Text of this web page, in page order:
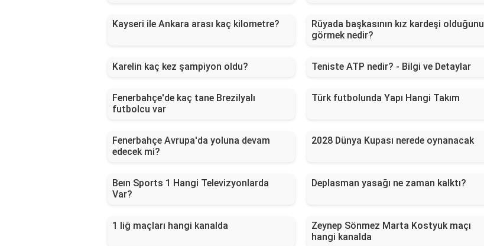
Kayseri ile Ankara arası kaç kilometre?
Rüyada başkasının kız kardeşi olduğunu
görmek nedir?
Karelin kaç kez şampiyon oldu? Teniste ATP nedir? - Bilgi ve Detaylar
Fenerbahçe'de kaç tane Brezilyalı
futbolcu var
Türk futbolunda Yapı Hangi Takım
Fenerbahçe Avrupa'da yoluna devam
edecek mi?
2028 Dünya Kupası nerede oynanacak
Beın Sports 1 Hangi Televizyonlarda
Var?
Deplasman yasağı ne zaman kalktı?
1 liğ maçları hangi kanalda
Zeynep Sönmez Marta Kostyuk maçı
hangi kanalda